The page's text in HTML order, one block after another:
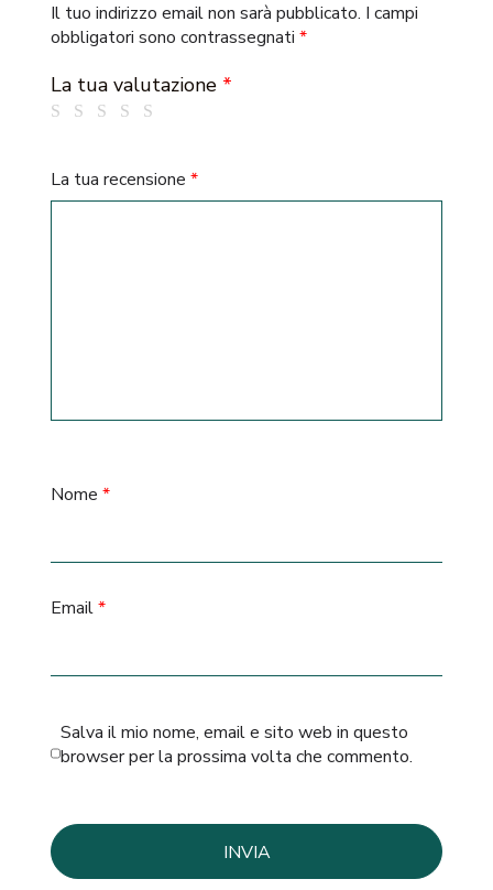
Il tuo indirizzo email non sarà pubblicato. I campi
obbligatori sono contrassegnati *
La tua valutazione *
La tua recensione *
Nome *
Email*
Salva il mio nome, email e sito web in questo
browser per la prossima volta che commento.